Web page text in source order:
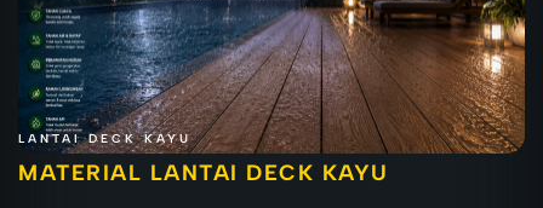
LANTAI DECK KAYU
MATERIAL LANTAI DECK KAYU